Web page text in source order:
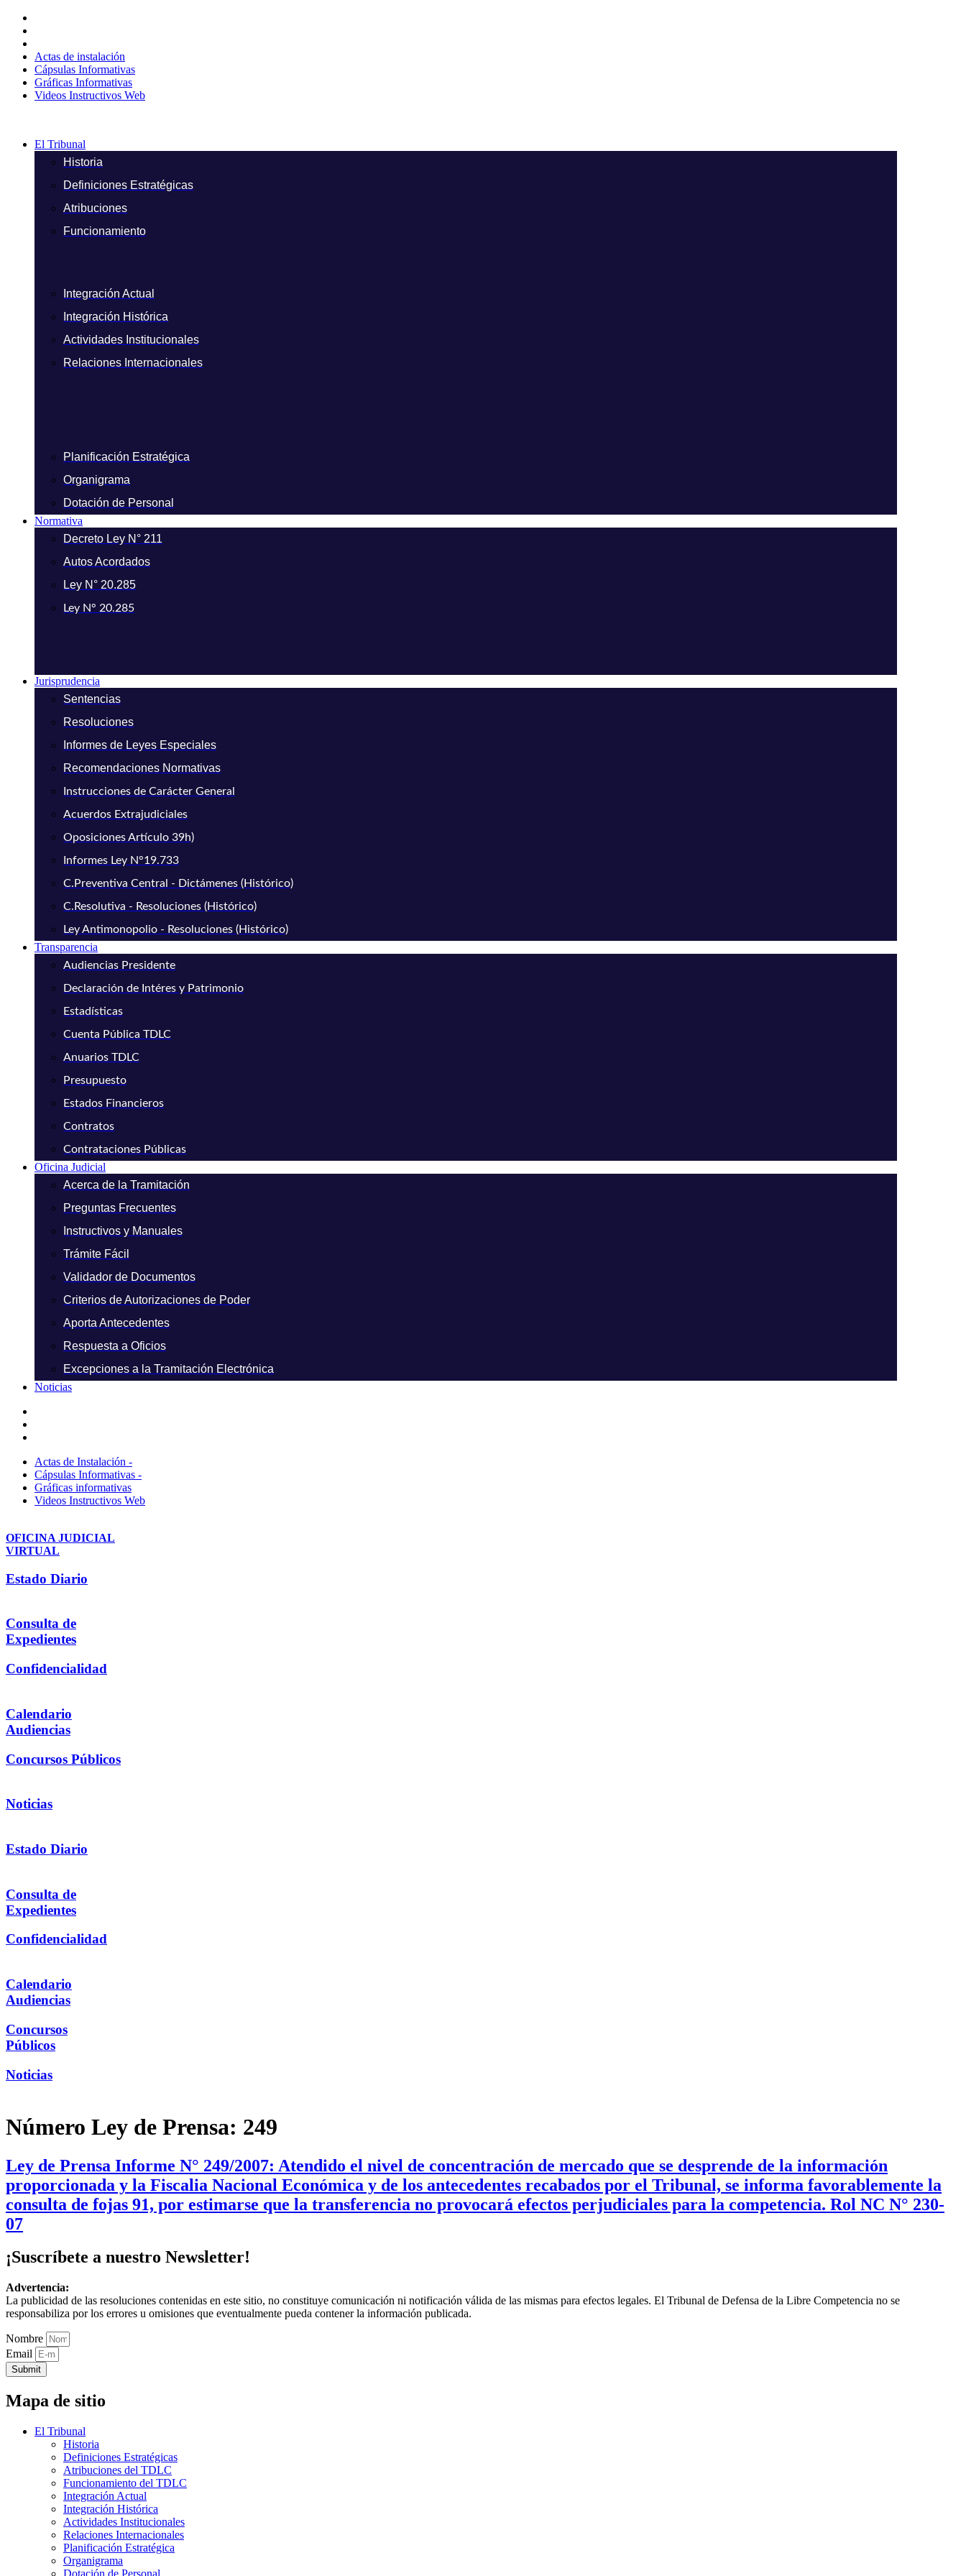
contenido
Actas de instalación
Cápsulas Informativas
Gráficas Informativas
Videos Instructivos Web
El Tribunal
Historia
Definiciones Estratégicas
Atribuciones
Funcionamiento
Integración Actual
Integración Histórica
Actividades Institucionales
Relaciones Internacionales
Planificación Estratégica
Organigrama
Dotación de Personal
Normativa
Decreto Ley N° 211
Autos Acordados
Ley N° 20.285
Ley N° 20.285
Jurisprudencia
Sentencias
Resoluciones
Informes de Leyes Especiales
Recomendaciones Normativas
Instrucciones de Carácter General
Acuerdos Extrajudiciales
Oposiciones Artículo 39h)
Informes Ley N°19.733
C.Preventiva Central - Dictámenes (Histórico)
C.Resolutiva - Resoluciones (Histórico)
Ley Antimonopolio - Resoluciones (Histórico)
Transparencia
Audiencias Presidente
Declaración de Intéres y Patrimonio
Estadísticas
Cuenta Pública TDLC
Anuarios TDLC
Presupuesto
Estados Financieros
Contratos
Contrataciones Públicas
Oficina Judicial
Acerca de la Tramitación
Preguntas Frecuentes
Instructivos y Manuales
Trámite Fácil
Validador de Documentos
Criterios de Autorizaciones de Poder
Aporta Antecedentes
Respuesta a Oficios
Excepciones a la Tramitación Electrónica
Noticias
Actas de Instalación -
Cápsulas Informativas -
Gráficas informativas
Videos Instructivos Web
OFICINA JUDICIAL
VIRTUAL
Estado Diario
Consulta de
Expedientes
Confidencialidad
Calendario
Audiencias
Concursos Públicos
Noticias
Estado Diario
Consulta de
Expedientes
Confidencialidad
Calendario
Audiencias
Concursos
Públicos
Noticias
Número Ley de Prensa: 249
Ley de Prensa Informe N° 249/2007: Atendido el nivel de concentración de mercado que se desprende de la información
proporcionada y la Fiscalia Nacional Económica y de los antecedentes recabados por el Tribunal, se informa favorablemente la
consulta de fojas 91, por estimarse que la transferencia no provocará efectos perjudiciales para la competencia. Rol NC N° 230-
07
¡Suscríbete a nuestro Newsletter!
Advertencia:
La publicidad de las resoluciones contenidas en este sitio, no constituye comunicación ni notificación válida de las mismas para efectos legales. El Tribunal de Defensa de la Libre Competencia no se
responsabiliza por los errores u omisiones que eventualmente pueda contener la información publicada.
Nombre
Email
Submit
Mapa de sitio
El Tribunal
Historia
Definiciones Estratégicas
Atribuciones del TDLC
Funcionamiento del TDLC
Integración Actual
Integración Histórica
Actividades Institucionales
Relaciones Internacionales
Planificación Estratégica
Organigrama